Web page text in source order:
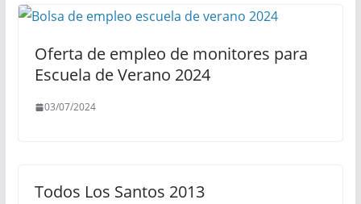
Oferta de empleo de monitores para
Escuela de Verano 2024
03/07/2024
Todos Los Santos 2013